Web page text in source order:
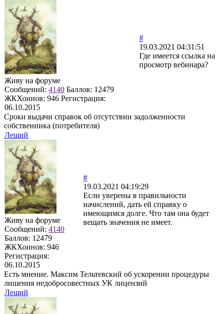
Живу на форуме
Сообщений: 4140 Баллов: 12479
ЖКХоинов: 946 Регистрация:
06.10.2015
#
19.03.2021 04:31:51
Где имеется ссылка на
просмотр вебинара?
Сроки выдачи справок об отсутствии задолженности
собственника (потребителя)
Леший
Живу на форуме
Сообщений: 4140
Баллов: 12479
ЖКХоинов: 946
Регистрация:
06.10.2015
#
19.03.2021 04:19:29
Если уверены в правильности
начислений, дать ей справку о
имеющимся долге. Что там она будет
вещать значения не имеет.
Есть мнение. Максим Тельтевский об ускорении процедуры
лишения недобросовестных УК лицензий
Леший